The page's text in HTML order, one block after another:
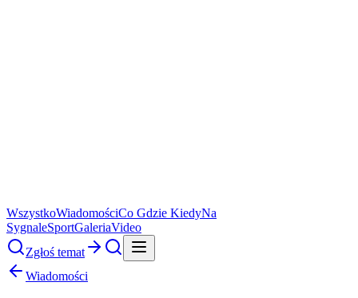
WszystkoWiadomościCo Gdzie KiedyNa
SygnaleSportGaleriaVideo
Zgłoś temat
Wiadomości